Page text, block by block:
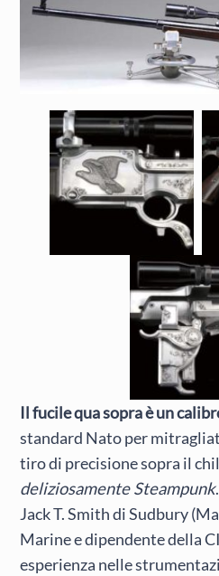
Il fucile qua sopra è un
standard Nato per
tiro di precisione sopra il
deliziosamente Steampunk
Jack T. Smith di Sudbury
Marine e dipendente della
esperienza nelle